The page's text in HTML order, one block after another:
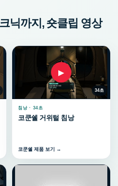
닉까지, 숏클립 영상
▶
34초
침낭 · 34초
코쿤쉘 거위털 침낭
코쿤쉘 제품 보기 →